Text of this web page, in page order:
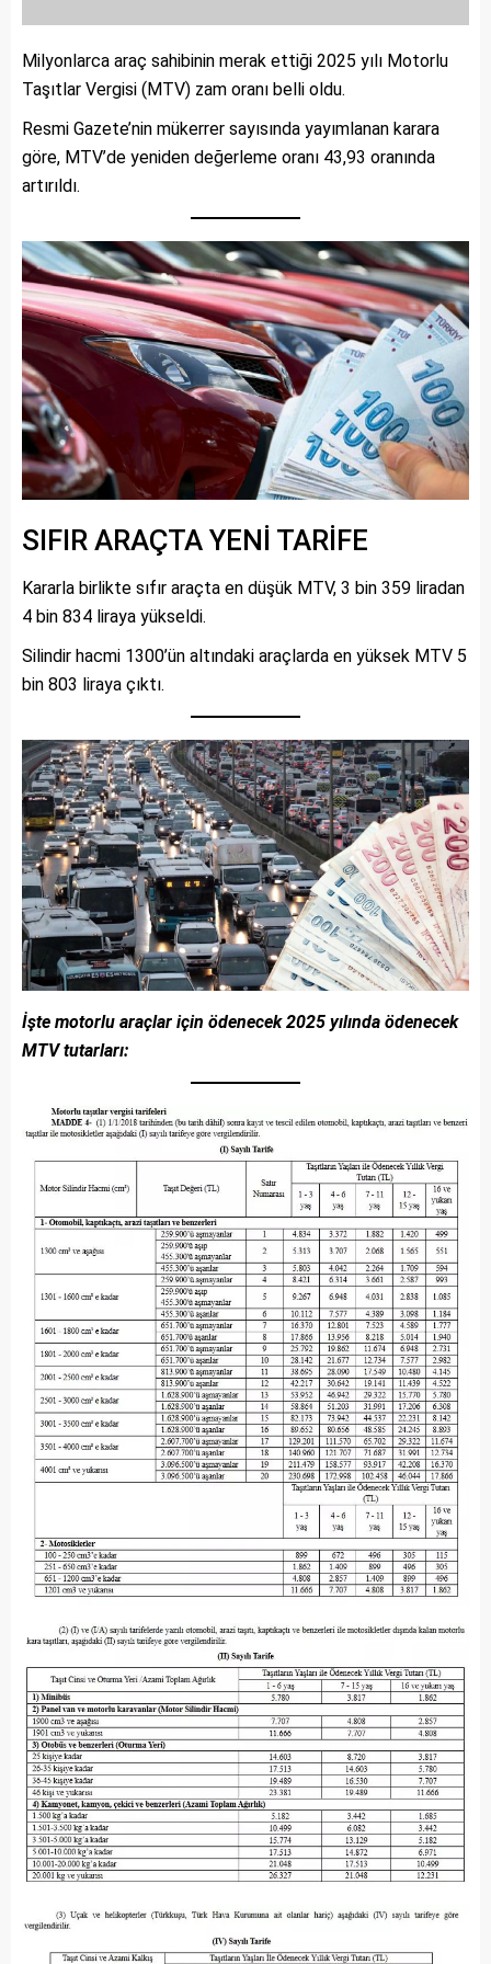
Milyonlarca araç sahibinin merak ettiği 2025 yılı Motorlu
Taşıtlar Vergisi (MTV) zam oranı belli oldu.
Resmi Gazete’nin mükerrer sayısında yayımlanan karara
göre, MTV’de yeniden değerleme oranı 43,93 oranında
artırıldı.
SIFIR ARAÇTA YENİ TARİFE
Kararla birlikte sıfır araçta en düşük MTV, 3 bin 359 liradan
4 bin 834 liraya yükseldi.
Silindir hacmi 1300’ün altındaki araçlarda en yüksek MTV 5
bin 803 liraya çıktı.
İşte motorlu araçlar için ödenecek 2025 yılında ödenecek
MTV tutarları: